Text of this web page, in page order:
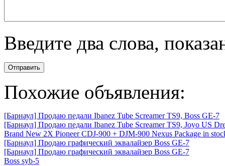
Введите два слова,
Отправить
Похожие объявления:
[Барнаул] Продаю педали Ibanez Tube Screamer TS9, Boss GE-7
[Барнаул] Продаю педали Ibanez Tube Screamer TS9, Joyo US
Brand New 2X Pioneer CDJ-900 + DJM-900 Nexus Package in
[Барнаул] Продаю графический эквалайзер Boss GE-7
[Барнаул] Продаю графический эквалайзер Boss GE-7
Boss syb-5